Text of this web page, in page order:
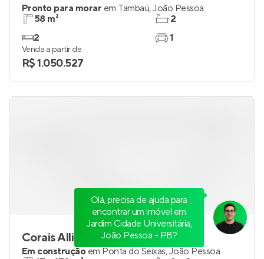
Pronto para morar em Tambaú,João Pessoa
58 m²
2
2
1
Venda a partir de
R$ 1.050.527
Corais Alliance
Em construção em Ponta do Seixas,João Pessoa
Olá, precisa de ajuda para
encontrar um imóvel em
Jardim Cidade Universitária,
João Pessoa - PB?